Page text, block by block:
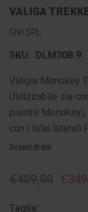
VALIGA
GIVI SRL
SKU: DLM30B.9
Valigia Monokey
Utilizzabile sia
piastre
con i telai laterali
Scopri di più
Taglia: